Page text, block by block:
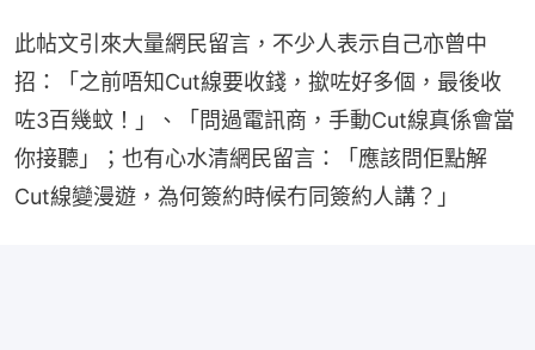
此帖文引來大量網民留言，不少人表示自己亦曾中
招：「之前唔知Cut線要收錢，撳咗好多個，最後收
咗3百幾蚊！」、「問過電訊商，手動Cut線真係會當
你接聽」；也有心水清網民留言：「應該問佢點解
Cut線變漫遊，為何簽約時候冇同簽約人講？」